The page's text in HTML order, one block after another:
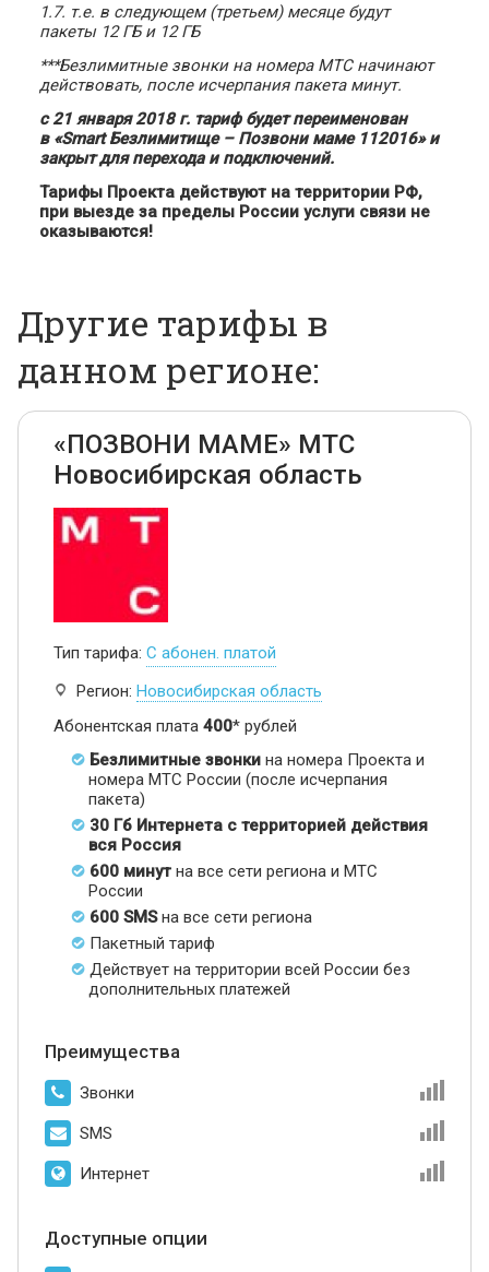
1.7. т.е. в следующем (третьем) месяце будут
пакеты 12 ГБ и 12 ГБ
***Безлимитные звонки на номера МТС начинают
действовать, после исчерпания пакета минут.
с 21 января 2018 г. тариф будет переименован
в «Smart Безлимитище – Позвони маме 112016» и
закрыт для перехода и подключений.
Тарифы Проекта действуют на территории РФ,
при выезде за пределы России услуги связи не
оказываются!
Другие тарифы в
данном регионе:
«ПОЗВОНИ МАМЕ» МТС
Новосибирская область
Тип тарифа: С абонен. платой
Регион: Новосибирская область
Абонентская плата 400* рублей
Безлимитные звонки на номера Проекта и
номера МТС России (после исчерпания
пакета)
30 Гб Интернета с территорией действия
вся Россия
600 минут на все сети региона и МТС
России
600 SMSна все сети региона
Пакетный тариф
Действует на территории всей России без
дополнительных платежей
Преимущества
Звонки
SMS
Интернет
Доступные опции